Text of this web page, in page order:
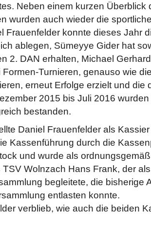
Neben einem kurzen Überblick
wurden auch wieder die
Frauenfelder konnte dieses Jahr
ablegen, Sümeyye Gider hat
2. DAN erhalten, Michael
Turnieren, genauso wie
erneut Erfolge erzielt und die
2015 bis Juli 2016
bestanden.
Daniel Frauenfelder als
Kassenführung durch die
und wurde als
Wolnzach Hans Frank, der
begleitete, die bisherige
entlasten konnte.
verblieb, wie auch die beiden